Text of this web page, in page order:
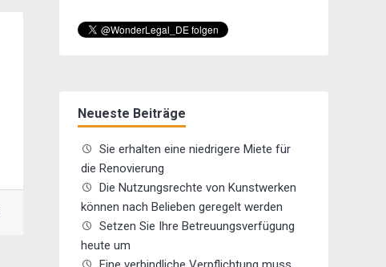
Neueste Beiträge
Sie erhalten eine niedrigere Miete für
die Renovierung
Die Nutzungsrechte von Kunstwerken
können nach Belieben geregelt werden
Setzen Sie Ihre Betreuungsverfügung
heute um